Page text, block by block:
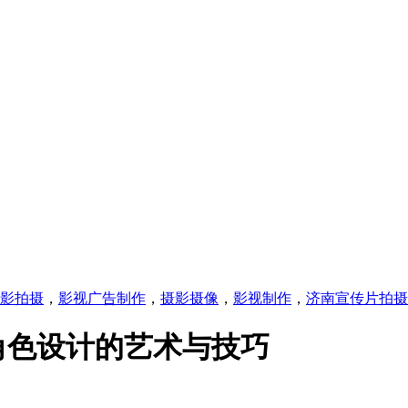
拍摄 ， 影视广告制作 ， 摄影摄像 ， 影视制作 ， 济南宣传片拍摄
设计的艺术与技巧